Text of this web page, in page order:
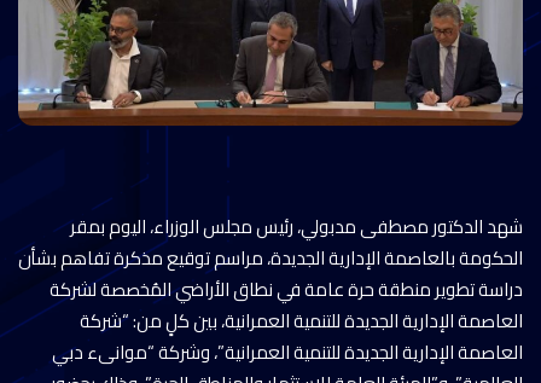
شهد الدكتور مصطفى مدبولي، رئيس مجلس الوزراء، اليوم بمقر
الحكومة بالعاصمة الإدارية الجديدة، مراسم توقيع مذكرة تفاهم بشأن
دراسة تطوير منطقة حرة عامة في نطاق الأراضي المُخصصة لشركة
العاصمة الإدارية الجديدة للتنمية العمرانية، بين كلٍ من: “شركة
العاصمة الإدارية الجديدة للتنمية العمرانية”، وشركة “موانىء دبي